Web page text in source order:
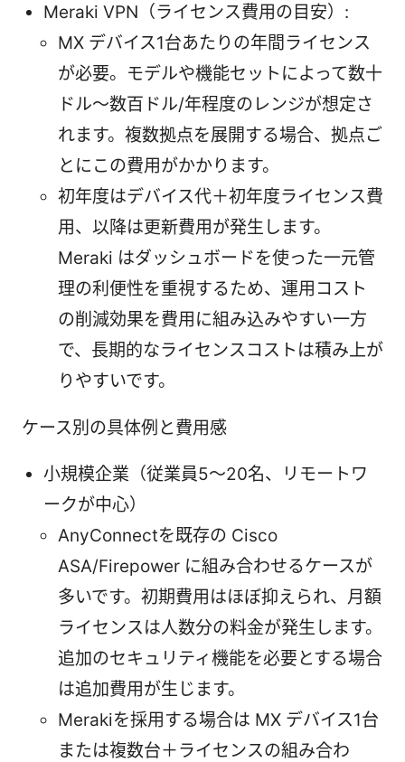
Meraki VPN（ライセンス費用の目安）:
MX デバイス1台あたりの年間ライセンス
が必要。モデルや機能セットによって数十
ドル〜数百ドル/年程度のレンジが想定さ
れます。複数拠点を展開する場合、拠点ご
とにこの費用がかかります。
初年度はデバイス代＋初年度ライセンス費
用、以降は更新費用が発生します。
Meraki はダッシュボードを使った一元管
理の利便性を重視するため、運用コスト
の削減効果を費用に組み込みやすい一方
で、長期的なライセンスコストは積み上が
りやすいです。
ケース別の具体例と費用感
小規模企業（従業員5〜20名、リモートワ
ークが中心）
AnyConnectを既存の Cisco
ASA/Firepower に組み合わせるケースが
多いです。初期費用はほぼ抑えられ、月額
ライセンスは人数分の料金が発生します。
追加のセキュリティ機能を必要とする場合
は追加費用が生じます。
Merakiを採用する場合は MX デバイス1台
または複数台＋ライセンスの組み合わ